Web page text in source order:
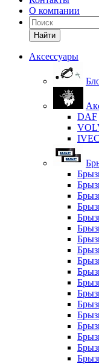
О компании
Найти
Аксессуары
DAF